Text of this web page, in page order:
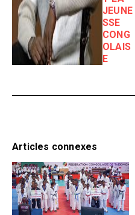
JEUNE
SSE
CONG
OLAIS
E
Articles connexes